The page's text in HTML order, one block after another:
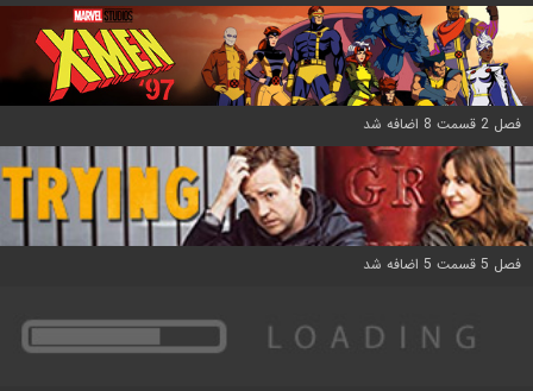
فصل 2 قسمت 8 اضافه شد
فصل 5 قسمت 5 اضافه شد